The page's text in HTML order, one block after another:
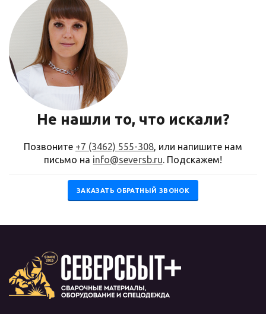
Не нашли то, что искали?
Позвоните +7 (3462) 555-308, или напишите нам
письмо на info@seversb.ru. Подскажем!
ЗАКАЗАТЬ ОБРАТНЫЙ ЗВОНОК